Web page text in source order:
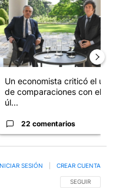
Un economista criticó el uso
de comparaciones con el
úl...
22 comentarios
SIGA ESTA
SEGUIR
SESIÓN CREAR CUENTA